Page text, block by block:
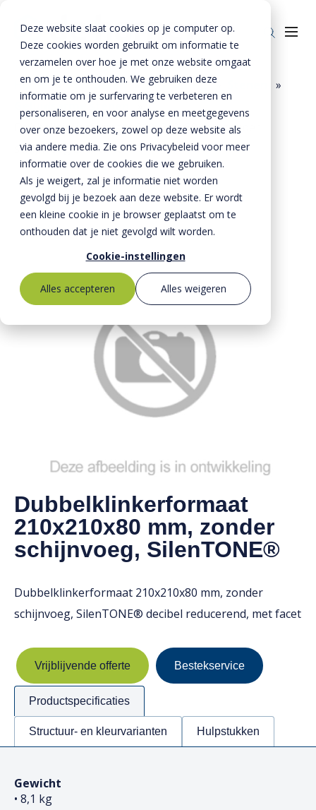
Deze website slaat cookies op je computer op.
Deze cookies worden gebruikt om informatie te
verzamelen over hoe je met onze website omgaat
en om je te onthouden. We gebruiken deze
informatie om je surfervaring te verbeteren en
personaliseren, en voor analyse en meetgegevens
over onze bezoekers, zowel op deze website als
via andere media. Zie ons Privacybeleid voor meer
informatie over de cookies die we gebruiken.
Als je weigert, zal je informatie niet worden
gevolgd bij je bezoek aan deze website. Er wordt
een kleine cookie in je browser geplaatst om te
onthouden dat je niet gevolgd wilt worden.
Cookie-instellingen
Alles accepteren
Alles weigeren
Bestekservice
Producten
Riolering
Bestrating
Oplossingen
BTE Groep
Onze verhalen
Over ons
MVO
Kernwaarden
Mission statement
HVO toeslag
Home »Producten » Bestrating »
»
Geluidsarme stenen
»
Dubbelklinkerformaat 210x210x80 mm zonder
schijnvoeg silentone
Dubbelklinkerformaat
210x210x80 mm, zonder
schijnvoeg, SilenTONE®
Dubbelklinkerformaat 210x210x80 mm, zonder
schijnvoeg, SilenTONE® decibel reducerend, met facet
Vrijblijvende offerte Bestekservice
Productspecificaties
Structuur- en kleurvarianten Hulpstukken
Gewicht
• 8,1 kg